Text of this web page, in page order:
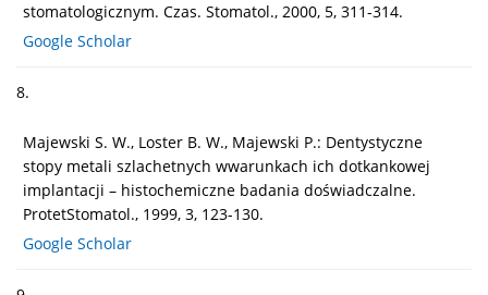
stomatologicznym. Czas. Stomatol., 2000, 5, 311-314.
Google Scholar
8.
Majewski S. W., Loster B. W., Majewski P.: Dentystyczne
stopy metali szlachetnych wwarunkach ich dotkankowej
implantacji – histochemiczne badania doświadczalne.
ProtetStomatol., 1999, 3, 123-130.
Google Scholar